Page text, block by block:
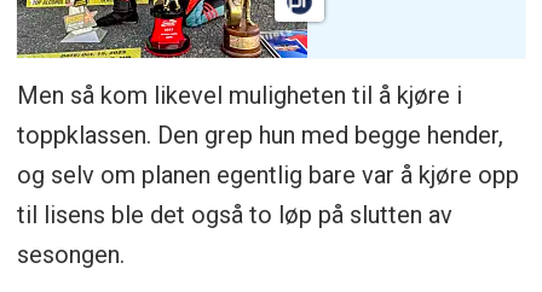
Men så kom likevel muligheten til å kjøre i
toppklassen. Den grep hun med begge hender,
og selv om planen egentlig bare var å kjøre opp
til lisens ble det også to løp på slutten av
sesongen.